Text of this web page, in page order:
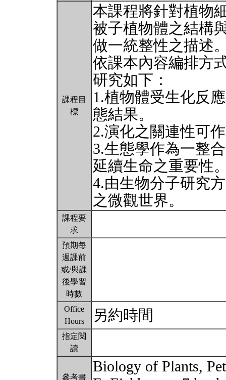
課程目
標
本課程將針對植物
被子植物體之結構
做一統整性之描述
依課本內容編排方
研究如下：
1.植物體受生化反
態結果。
2.演化之關連性可
3.生態學作為一整
延續生命之重要性
4.由生物分子研究
之微觀世界。
課程要
求
預期每
週課前
或/與課
後學習
時數
Office
Hours
另約時間
指定閱
讀
參考書
Biology of Plants,